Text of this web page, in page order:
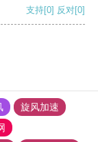
支持[0] 反对[0]
旋风加速